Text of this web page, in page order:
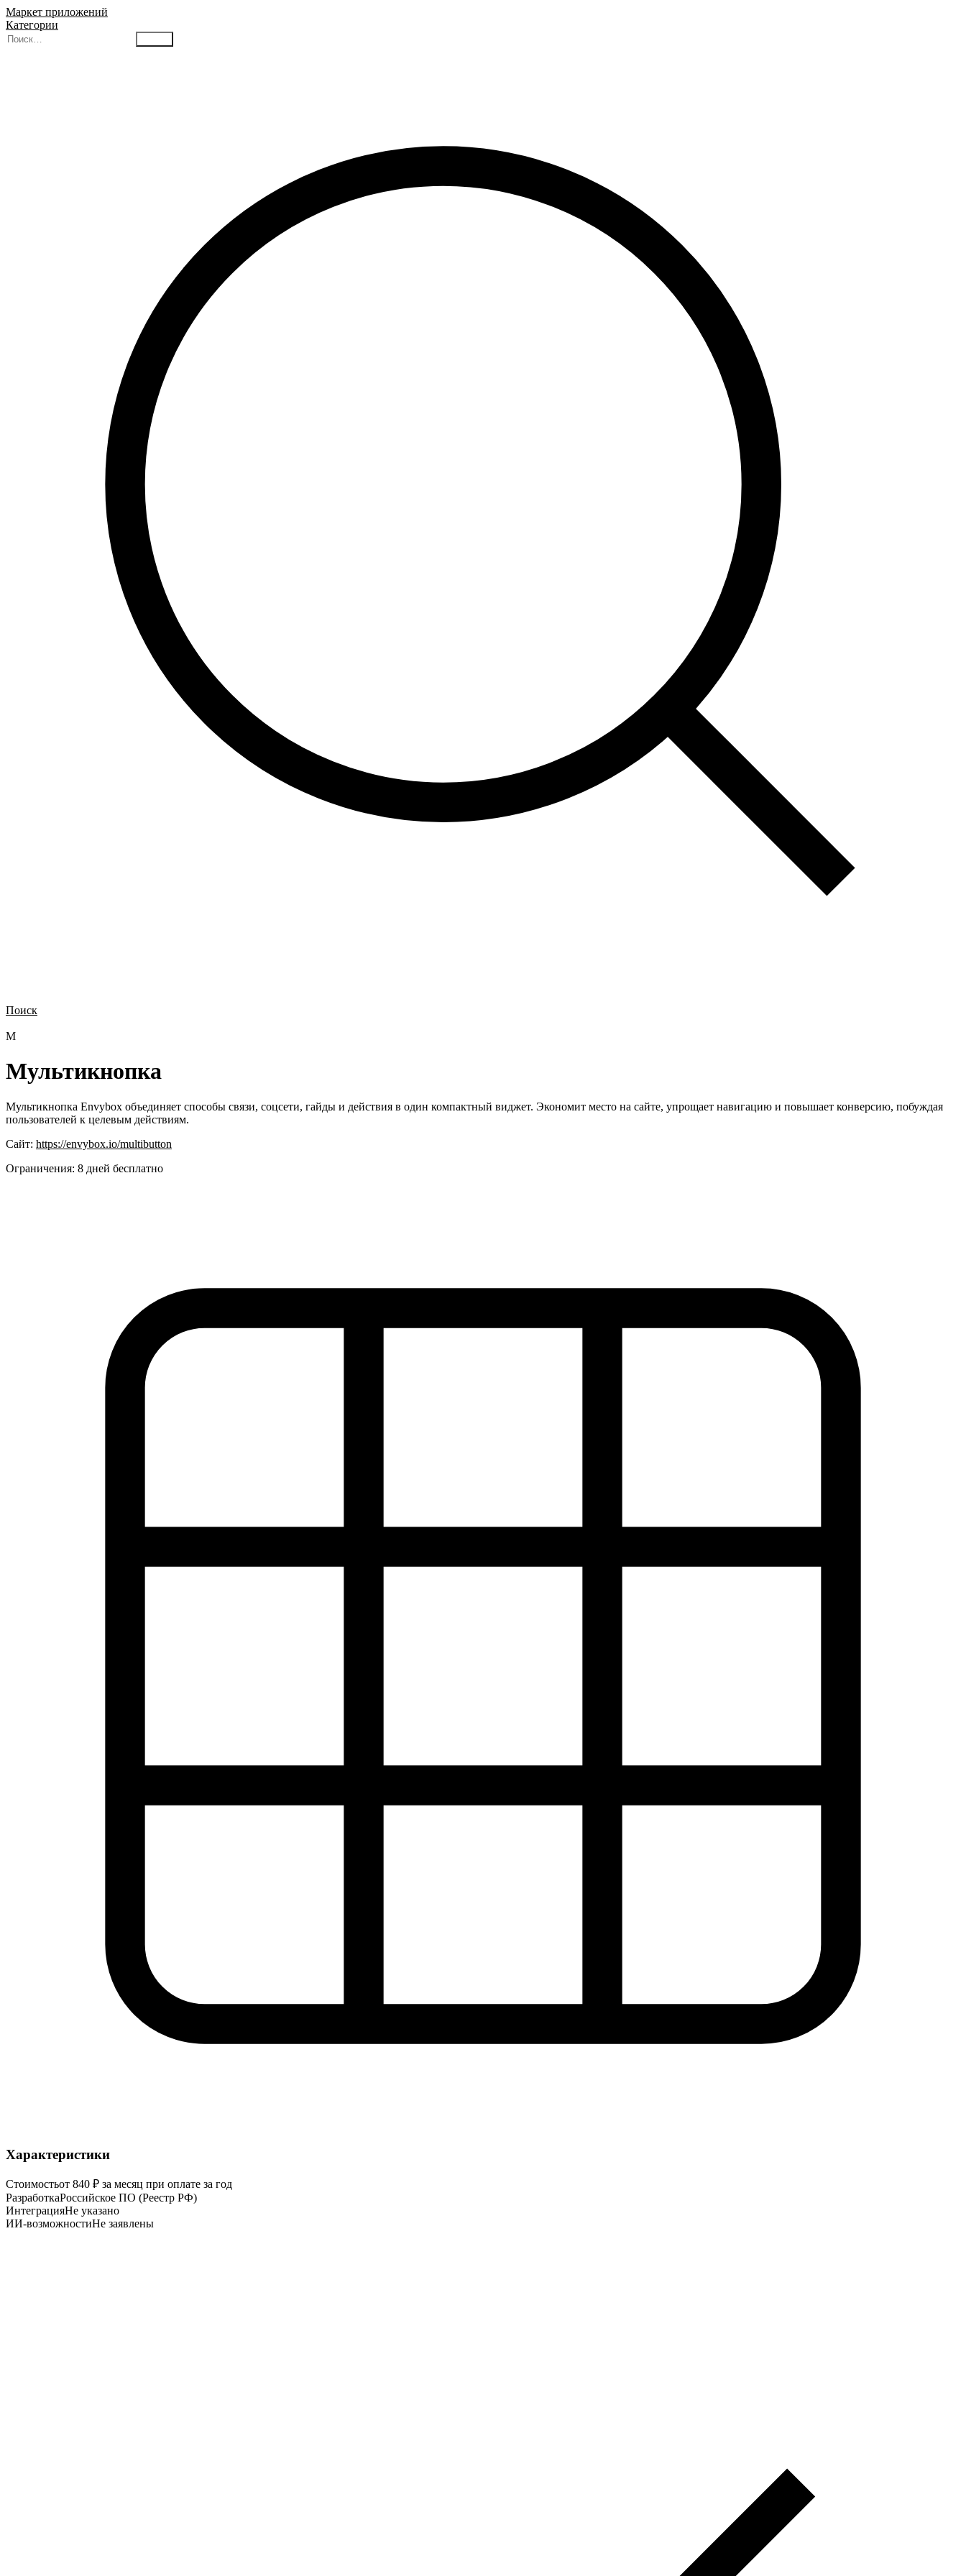
Маркет приложений
Категории
Поиск
М
Мультикнопка
Мультикнопка Envybox объединяет способы связи, соцсети, гайды и действия в один компактный виджет. Экономит место на сайте, упрощает навигацию и повышает конверсию, побуждая
пользователей к целевым действиям.
Сайт: https://envybox.io/multibutton
Ограничения: 8 дней бесплатно
Характеристики
Стоимостьот 840 ₽ за месяц при оплате за год
РазработкаРоссийское ПО (Реестр РФ)
ИнтеграцияНе указано
ИИ-возможностиНе заявлены